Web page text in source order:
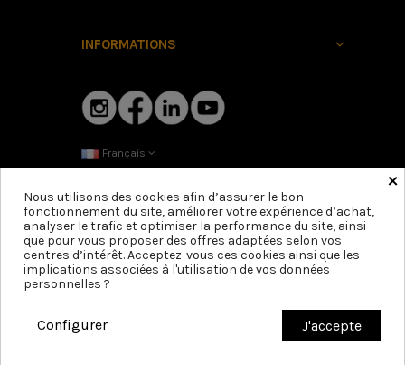
INFORMATIONS
Français
Copyright © 2025 Mârkö Helmets. Tous droits réservés
47 boulevard
Beaumarchais 75003 Paris, France
×
Nous utilisons des cookies afin d’assurer le bon
fonctionnement du site, améliorer votre expérience d’achat,
analyser le trafic et optimiser la performance du site, ainsi
que pour vous proposer des offres adaptées selon vos
centres d’intérêt. Acceptez-vous ces cookies ainsi que les
implications associées à l'utilisation de vos données
personnelles ?
J'accepte
Configurer